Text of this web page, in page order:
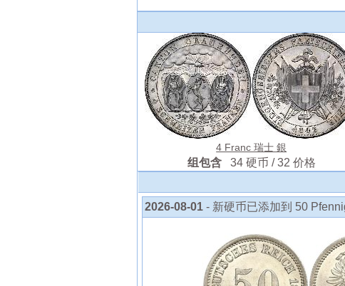
4 Franc 瑞士 銀
组包含 34 硬币 / 32 价格
2026-08-01 - 新硬币已添加到 50